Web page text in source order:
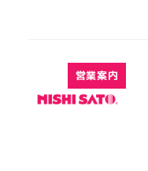
営業案内